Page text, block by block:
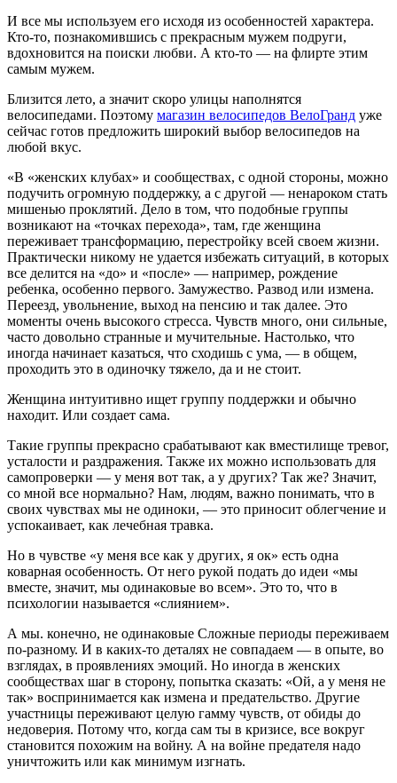
И все мы используем его исходя из особенностей характера.
Кто-то, по­знакомившись с прекрасным мужем подруги,
вдохновится на поиски люб­ви. А кто-то — на флирте этим
самым мужем.
Близится лето, а значит скоро улицы наполнятся
велосипедами. Поэтому магазин велосипедов ВелоГранд уже
сейчас готов предложить широкий выбор велосипедов на
любой вкус.
«В «женских клубах» и сообществах, с одной сторо­ны, можно
подучить огромную поддержку, а с другой — ненароком стать
мишенью проклятий. Дело в том, что подобные группы
возникают на «точках перехода», там, где женщина
переживает трансформацию, перестройку всей своем жизни.
Практически никому не удается избежать ситуаций, в которых
все делится на «до» и «после» — например, рожде­ние
ребенка, особенно первого. Замужество. Развод или измена.
Переезд, увольнение, выход на пенсию и так далее. Это
моменты очень высокого стресса. Чувств много, они сильные,
часто довольно стран­ные и мучительные. Настолько, что
иногда начинает казаться, что сходишь с ума, — в общем,
проходить это в одиночку тяжело, да и не стоит.
Женщина интуитивно ищет группу поддержки и обычно
находит. Или создает сама.
Такие группы прекрасно срабатывают как вместили­ще тревог,
усталости и раздражения. Также их мож­но использовать для
самопроверки — у меня вот так, а у других? Так же? Значит,
со мной все нормально? Нам, людям, важно понимать, что в
своих чувствах мы не одиноки, — это приносит облегчение и
успо­каивает, как лечебная травка.
Но в чувстве «у меня все как у других, я ок» есть одна
коварная особенность. От него рукой подать до идеи «мы
вместе, значит, мы одинаковые во всем». Это то, что в
психологии называется «слиянием».
А мы. конечно, не одинаковые Сложные периоды переживаем
по-разному. И в ка­ких-то деталях не совпадаем — в опыте, во
взгля­дах, в проявлениях эмоций. Но иногда в женских
сообществах шаг в сторону, попытка сказать: «Ой, а у меня не
так» воспринимается как измена и пре­дательство. Другие
участницы переживают целую гамму чувств, от обиды до
недоверия. Потому что, когда сам ты в кризисе, все вокруг
становится похо­жим на войну. А на войне предателя надо
уничто­жить или как минимум изгнать.